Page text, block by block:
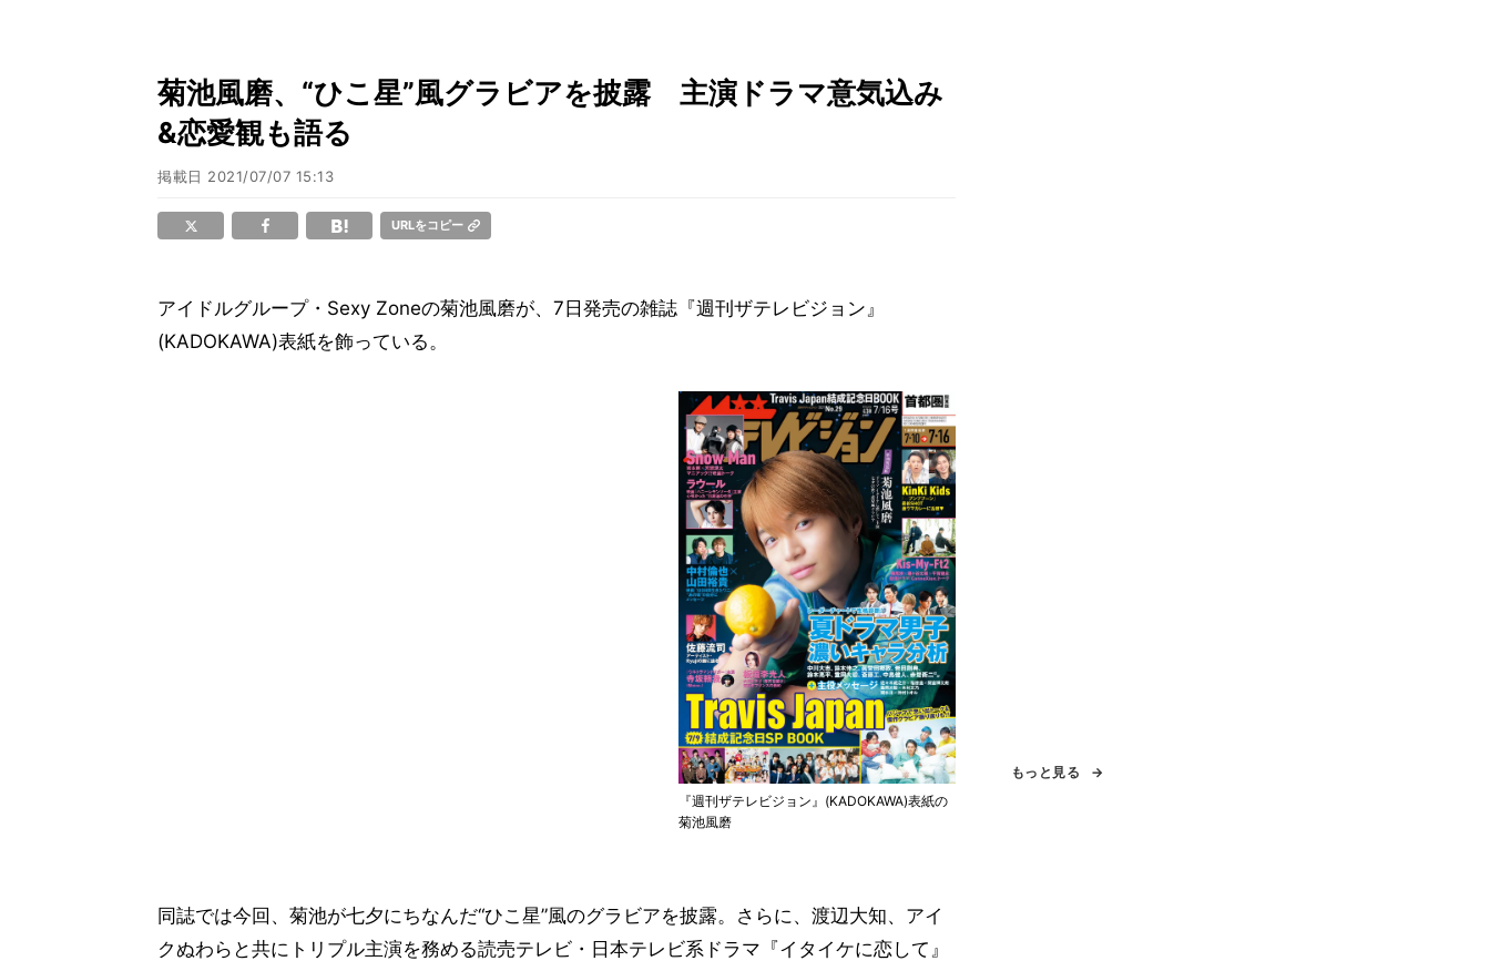
菊池風磨、“ひこ星”風グラビアを披露 主演ドラマ意気込み
&恋愛観も語る
掲載日 2021/07/07 15:13
URLをコピー
アイドルグループ・Sexy Zoneの菊池風磨が、7日発売の雑誌『週刊ザテレビジョン』
(KADOKAWA)表紙を飾っている。
『週刊ザテレビジョン』(KADOKAWA)表紙の
菊池風磨
同誌では今回、菊池が七夕にちなんだ“ひこ星”風のグラビアを披露。さらに、渡辺大知、アイ
クぬわらと共にトリプル主演を務める読売テレビ・日本テレビ系ドラマ『イタイケに恋して』
もっと見る